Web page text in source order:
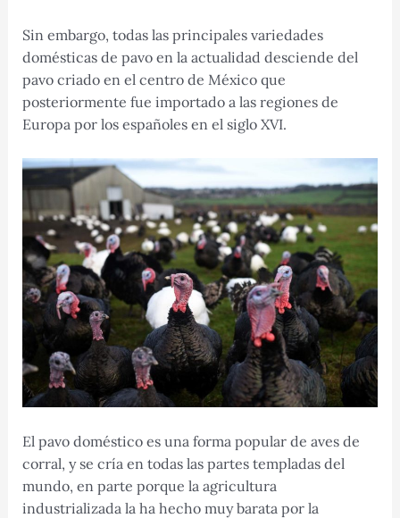
Sin embargo, todas las principales variedades
domésticas de pavo en la actualidad desciende del
pavo criado en el centro de México que
posteriormente fue importado a las regiones de
Europa por los españoles en el siglo XVI.
El pavo doméstico es una forma popular de aves de
corral, y se cría en todas las partes templadas del
mundo, en parte porque la agricultura
industrializada la ha hecho muy barata por la